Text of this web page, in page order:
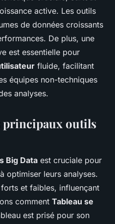
active. Les outils
de données croissants
De plus, une
est essentielle pour
fluide, facilitant
équipes non-techniques
analyses.
principaux outils
Big Data est cruciale pour
optimiser leurs analyses.
et faibles, influençant
comment Tableau se
est prisé pour son